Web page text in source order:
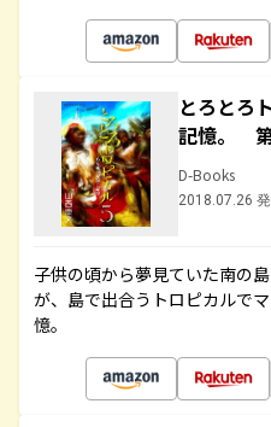
とろとろ
記憶。
D-Books
2018.07.26
子供の頃から夢見ていた南の
が、島で出合うトロピカルで
憶。